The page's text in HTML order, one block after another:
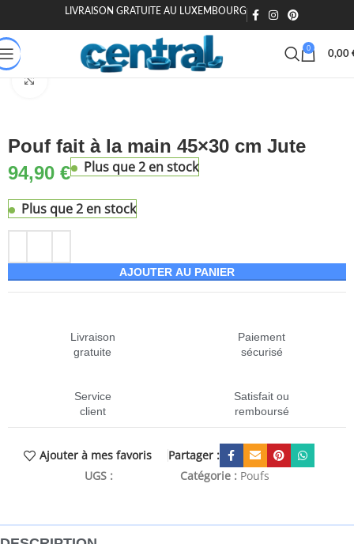
LIVRAISON GRATUITE AU LUXEMBOURG
0
0,00
Accueil Maison & Jardin Canapé & Fauteuil
Pouf fait à la main 45×30 cm Jute
94,90 € Plus que 2 en stock
Plus que 2 en stock
AJOUTER AU PANIER
Livraison
gratuite
Paiement
sécurisé
Service
client
Satisfait ou
remboursé
Ajouter à mes favoris
Partager :
UGS :
Catégorie : Poufs
🎁 20€ offerts dès 200€ - Code : MOIEN20🏷️ 15€ dès 120€ -